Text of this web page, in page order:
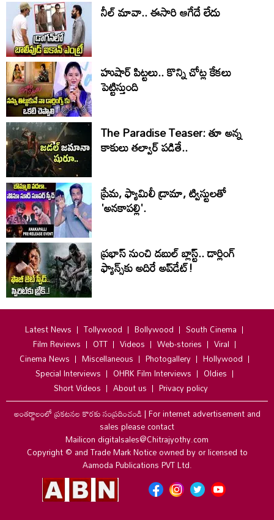
నీల్ మావా.. ఈసారి ఆగేదే లేదు
హుషార్‌ పిట్టలు.. కొన్ని చోట్ల కేకలు
పెట్టిస్తుంది
The Paradise Teaser: తూ అన్న
కాకులు తల్వార్ పడితే..
ప్రేమ, ఫ్యామిలీ డ్రామా, ట్విస్టులతో
'అనకాపల్లి'.
ప్రభాస్ నుంచి డబుల్ బ్లాస్ట్.. డార్లింగ్
ఫ్యాన్స్‌కు అదిరే అప్‌డేట్!
Latest News Tollywood Bollywood
South Cinema
Film Reviews
OTT Videos Web-stories
Viral
Cinema News
Miscellaneous Photogallery
Hollywood
Special Interviews
OHRK Film Interviews
Oldies
Short Videos
About us
Privacy policy
అంతర్జాలంలో ప్రకటనల కొరకు సంప్రదించండి|For internet advertisement and
sales please contact
Mailicon digitalsales@Chitrajyothy.com
Copyright © and Trade Mark Notice owned by or licensed to
Aamoda Publications PVT Ltd.